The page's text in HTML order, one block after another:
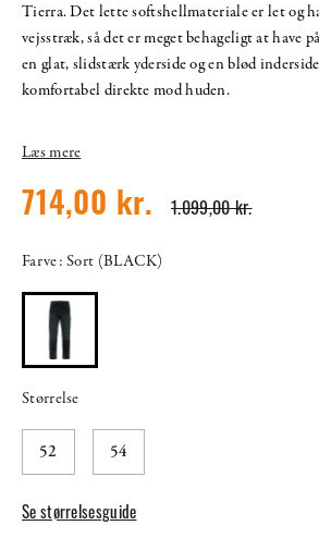
Tierra. Det lette softshellmateriale er let og
vejsstræk, så det er meget behageligt at have
en glat, slidstærk yderside og en blød
komfortabel direkte mod huden.
Læs mere
1.099,00 kr.
714,00 kr.
Farve: Sort (BLACK)
Størrelse
52 54
Se størrelsesguide